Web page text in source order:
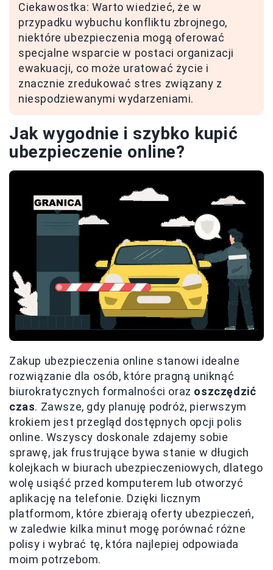
Ciekawostka: Warto wiedzieć, że w
przypadku wybuchu konfliktu zbrojnego,
niektóre ubezpieczenia mogą oferować
specjalne wsparcie w postaci organizacji
ewakuacji, co może uratować życie i
znacznie zredukować stres związany z
niespodziewanymi wydarzeniami.
Jak wygodnie i szybko kupić
ubezpieczenie online?
Zakup ubezpieczenia online stanowi idealne
rozwiązanie dla osób, które pragną uniknąć
biurokratycznych formalności oraz oszczędzić
czas. Zawsze, gdy planuję podróż, pierwszym
krokiem jest przegląd dostępnych opcji polis
online. Wszyscy doskonale zdajemy sobie
sprawę, jak frustrujące bywa stanie w długich
kolejkach w biurach ubezpieczeniowych, dlatego
wolę usiąść przed komputerem lub otworzyć
aplikację na telefonie. Dzięki licznym
platformom, które zbierają oferty ubezpieczeń,
w zaledwie kilka minut mogę porównać różne
polisy i wybrać tę, która najlepiej odpowiada
moim potrzebom.